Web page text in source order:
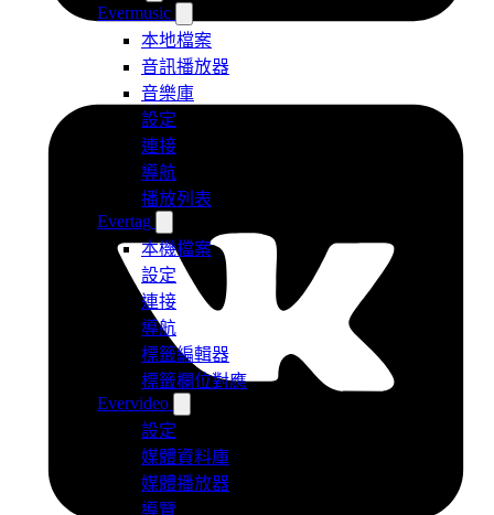
Evermusic
本地檔案
音訊播放器
音樂庫
設定
連接
導航
播放列表
Evertag
本機檔案
設定
連接
導航
標籤編輯器
標籤欄位對應
Evervideo
設定
媒體資料庫
媒體播放器
導覽